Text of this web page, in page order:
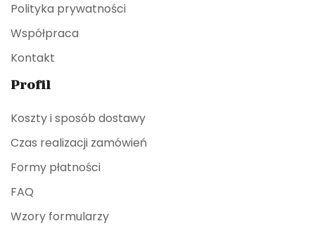
Polityka prywatności
Współpraca
Kontakt
Profil
Koszty i sposób dostawy
Czas realizacji zamówień
Formy płatności
FAQ
Wzory formularzy